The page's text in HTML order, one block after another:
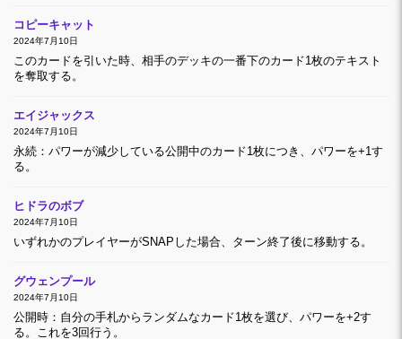
コピーキャット
2024年7月10日
このカードを引いた時、相手のデッキの一番下のカード1枚のテキスト
を奪取する。
エイジャックス
2024年7月10日
永続：パワーが減少している公開中のカード1枚につき、パワーを+1す
る。
ヒドラのボブ
2024年7月10日
いずれかのプレイヤーがSNAPした場合、ターン終了後に移動する。
グウェンプール
2024年7月10日
公開時：自分の手札からランダムなカード1枚を選び、パワーを+2す
る。これを3回行う。